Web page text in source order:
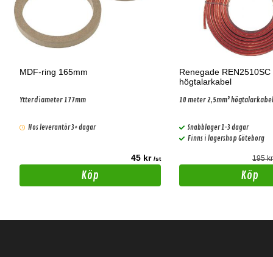
MDF-ring 165mm
Ytterdiameter 177mm
Hos leverantör 3+ dagar
45 kr /st
Köp
Renegade
högtalarkabel
10 meter 2,5mm² högtalarkabel
Snabblager 1-3 dagar
Finns i lagershop Göteborg
195
Köp